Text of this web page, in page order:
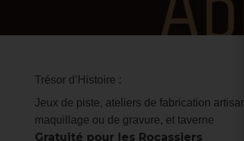
Trésor d’Histoire :
Jeux de piste, ateliers de fabrication
maquillage ou de gravure, et taverne
Gratuité pour les Rocassiers